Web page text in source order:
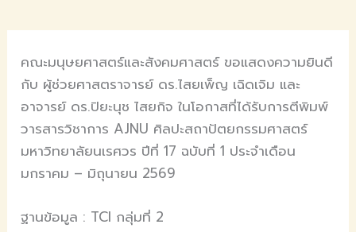
คณะมนุษยศาสตร์และสังคมศาสตร์ ขอแสดงความยินดี
กับ ผู้ช่วยศาสตราจารย์ ดร.ไสยเพ็ญ เฉิดเจิม และ
อาจารย์ ดร.ปิยะนุช ไสยกิจ ในโอกาสที่ได้รับการตีพิมพ์
วารสารวิชาการ AJNU ศิลปะสถาปัตยกรรมศาสตร์
มหาวิทยาลัยนเรศวร ปีที่ 17 ฉบับที่ 1 ประจำเดือน
มกราคม – มิถุนายน 2569
ฐานข้อมูล : TCI กลุ่มที่ 2